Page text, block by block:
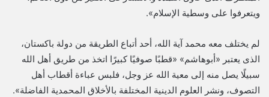
ويتعرفوا على وسطية الإسلام».
لم يختلف معه محمد آية الله، أحد أتباع الطريقة من دولة باكستان،
الذى يعتبر «أبوهاشم» «قطبًا صوفيًا كبيرًا اتخذ من طريق أهل الله
سبيلًا يصل منه إلى معية الله عز وجل، فلبس عباءة أقطاب أهل
التصوف، ونشر العلوم الدينية المختلفة بالأخلاق المحمدية الفاضلة».